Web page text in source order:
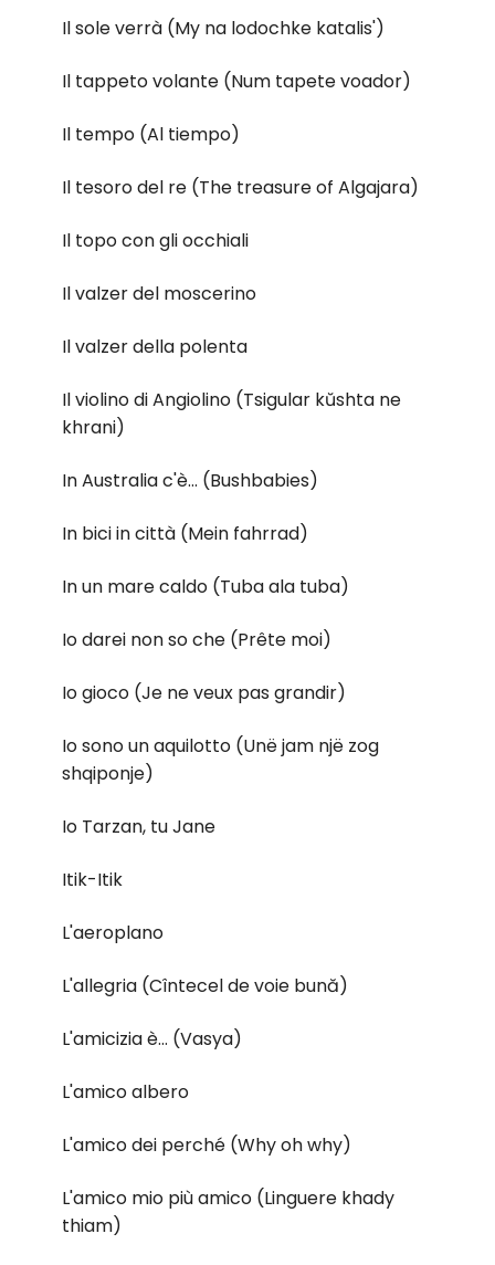
Il sole verrà (My na lodochke katalis')
Il tappeto volante (Num tapete voador)
Il tempo (Al tiempo)
Il tesoro del re (The treasure of Algajara)
Il topo con gli occhiali
Il valzer del moscerino
Il valzer della polenta
Il violino di Angiolino (Tsigular kŭshta ne
khrani)
In Australia c'è... (Bushbabies)
In bici in città (Mein fahrrad)
In un mare caldo (Tuba ala tuba)
Io darei non so che (Prête moi)
Io gioco (Je ne veux pas grandir)
Io sono un aquilotto (Unë jam një zog
shqiponje)
Io Tarzan, tu Jane
Itik-Itik
L'aeroplano
L'allegria (Cîntecel de voie bună)
L'amicizia è... (Vasya)
L'amico albero
L'amico dei perché (Why oh why)
L'amico mio più amico (Linguere khady
thiam)